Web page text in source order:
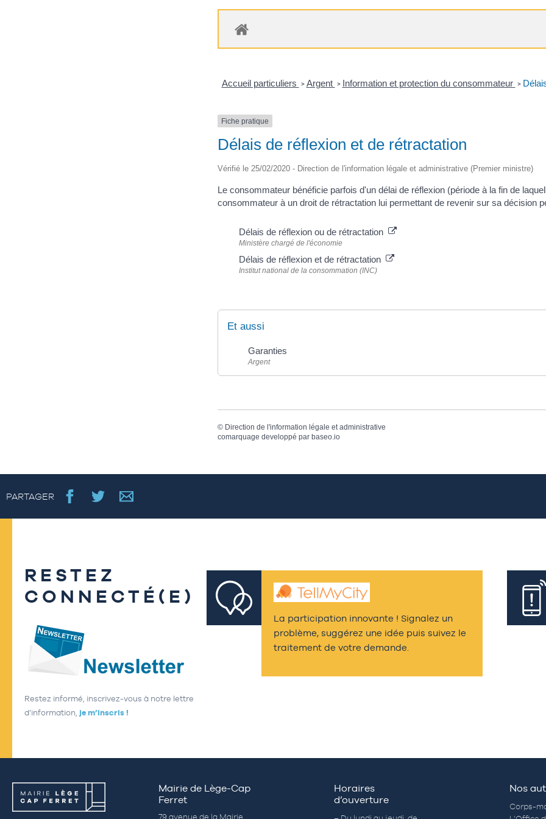
Accueil particuliers > Argent > Information et protection du consommateur >
Fiche pratique
Délais de réflexion et de rétractation
Vérifié le 25/02/2020 - Direction de l'information légale et administrative (Premier ministre)
Le consommateur bénéficie parfois d'un délai de réflexion (période à la fin de
consommateur à un droit de rétractation lui permettant de revenir sur sa décision
Délais de réflexion ou de rétractation
Ministère chargé de l'économie
Délais de réflexion et de rétractation
Institut national de la consommation (INC)
Et aussi
Garanties
Argent
© Direction de l'information légale et administrative
comarquage developpé par baseo.io
PARTAGER
RESTEZ
CONNECTÉ(E)
Restez informé, inscrivez-vous à notre lettre
d’information, je m’inscris !
La participation innovante ! Signalez un
problème, suggérez une idée puis suivez le
traitement de votre demande.
Mairie de Lège-Cap
Ferret
79 avenue de la Mairie
Horaires
d’ouverture
Nos
Corps-